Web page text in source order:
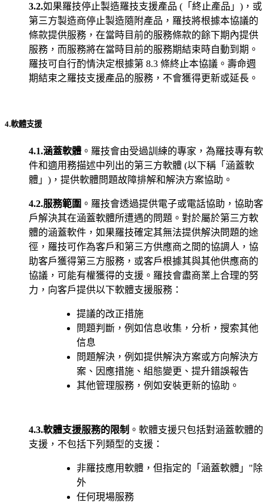
3.2.如果羅技停止製造羅技支援產品 (「終止產品」)，或
第三方製造商停止製造隨附產品，羅技將根據本協議的
條款提供服務，在當時目前的服務條款的餘下期內提供
服務，而服務將在當時目前的服務期結束時自動到期。
羅技可自行酌情決定根據第 8.3 條終止本協議。壽命週
期結束之羅技支援產品的服務，不會獲得更新或延長。
4.軟體支援
4.1.涵蓋軟體 。羅技會由受過訓練的專家，為羅技專有軟
件和適用務描述中列出的第三方軟體 (以下稱「涵蓋軟
體」)，提供軟體問題故障排解和解決方案協助。
4.2.服務範圍 。羅技會透過提供電子或電話協助，協助客
戶解決其在涵蓋軟體所遭遇的問題。對於屬於第三方軟
體的涵蓋軟件，如果羅技確定其無法提供解決問題的途
徑，羅技可作為客戶和第三方供應商之間的協調人，協
助客戶獲得第三方服務，或客戶根據其與其他供應商的
協議，可能有權獲得的支援。羅技會盡商業上合理的努
力，向客戶提供以下軟體支援服務：
提議的改正措施
問題判斷，例如信息收集，分析，搜索其他
信息
問題解決，例如提供解決方案或方向解決方
案、因應措施、組態變更、提升錯誤報告
其他管理服務，例如安裝更新的協助。
4.3.軟體支援服務的限制 。軟體支援只包括對涵蓋軟體的
支援，不包括下列類型的支援：
非羅技應用軟體，但指定的「涵蓋軟體」"除
外
任何現場服務